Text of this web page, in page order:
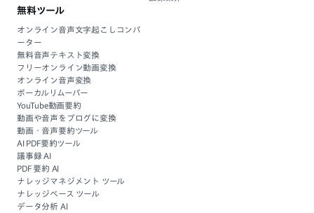
無料ツール
オンライン音声文字起こしコンバ
ーター
無料音声テキスト変換
フリーオンライン動画変換
オンライン音声変換
ボーカルリムーバー
YouTube動画要約
動画や音声をブログに変換
動画・音声要約ツール
AI PDF要約ツール
議事録 AI
PDF 要約 AI
ナレッジマネジメント ツール
ナレッジベース ツール
データ分析 AI